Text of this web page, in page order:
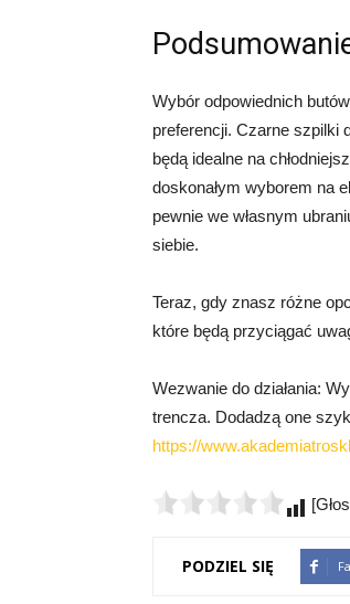
Wybór odpowiednich
preferencji. Czarne szpilki
będą idealne na
doskonałym wyborem na
pewnie we własnym
siebie.
Teraz, gdy znasz różne
które będą przyciągać
Wezwanie do działania:
trencza. Dodadzą one
https://
PODZIEL SIĘ